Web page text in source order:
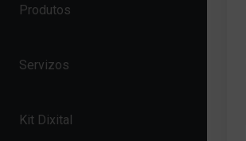
Produtos
Servizos
Kit Dixital